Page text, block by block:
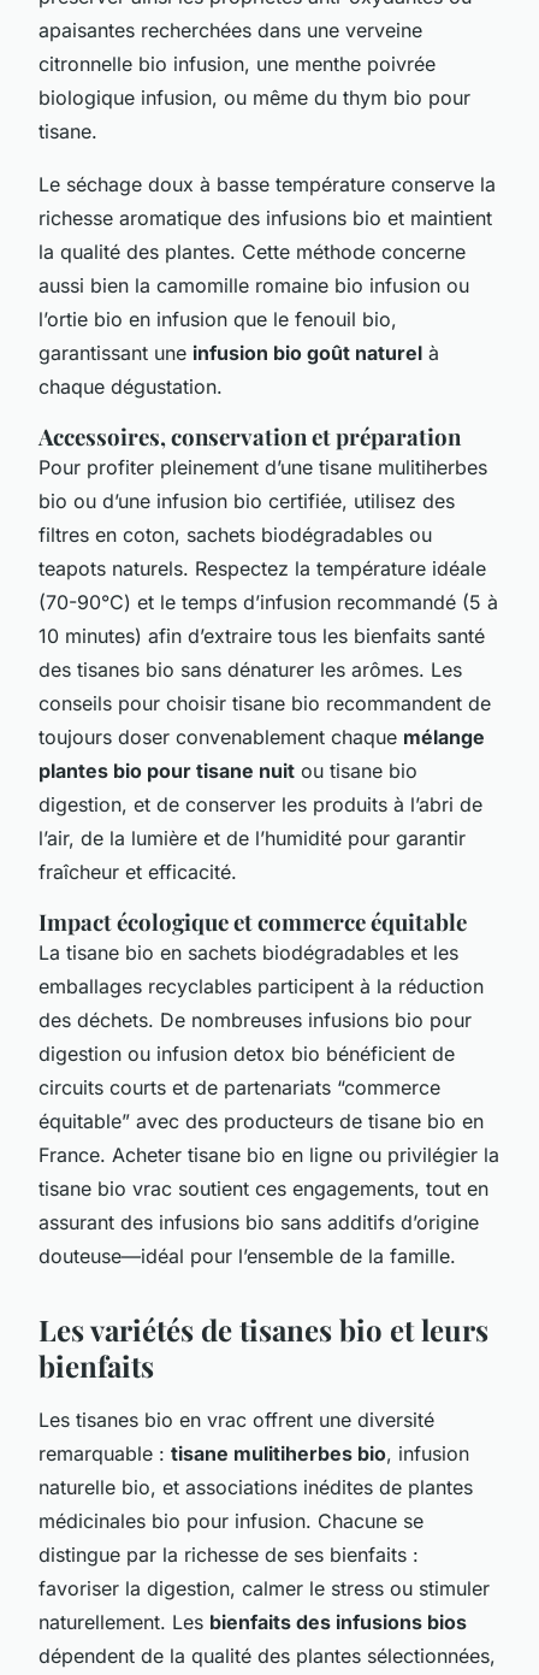
apaisantes recherchées dans une verveine
citronnelle bio infusion, une menthe poivrée
biologique infusion, ou même du thym bio pour
tisane.
Le séchage doux à basse température conserve la
richesse aromatique des infusions bio et maintient
la qualité des plantes. Cette méthode concerne
aussi bien la camomille romaine bio infusion ou
l’ortie bio en infusion que le fenouil bio,
garantissant une infusion bio goût naturel à
chaque dégustation.
Accessoires, conservation et préparation
Pour profiter pleinement d’une tisane mulitiherbes
bio ou d’une infusion bio certifiée, utilisez des
filtres en coton, sachets biodégradables ou
teapots naturels. Respectez la température idéale
(70-90°C) et le temps d’infusion recommandé (5 à
10 minutes) afin d’extraire tous les bienfaits santé
des tisanes bio sans dénaturer les arômes. Les
conseils pour choisir tisane bio recommandent de
toujours doser convenablement chaque mélange
plantes bio pour tisane nuit ou tisane bio
digestion, et de conserver les produits à l’abri de
l’air, de la lumière et de l’humidité pour garantir
fraîcheur et efficacité.
Impact écologique et commerce équitable
La tisane bio en sachets biodégradables et les
emballages recyclables participent à la réduction
des déchets. De nombreuses infusions bio pour
digestion ou infusion detox bio bénéficient de
circuits courts et de partenariats “commerce
équitable” avec des producteurs de tisane bio en
France. Acheter tisane bio en ligne ou privilégier la
tisane bio vrac soutient ces engagements, tout en
assurant des infusions bio sans additifs d’origine
douteuse—idéal pour l’ensemble de la famille.
Les variétés de tisanes bio et leurs
bienfaits
Les tisanes bio en vrac offrent une diversité
remarquable : tisane mulitiherbes bio, infusion
naturelle bio, et associations inédites de plantes
médicinales bio pour infusion. Chacune se
distingue par la richesse de ses bienfaits :
favoriser la digestion, calmer le stress ou stimuler
naturellement. Les bienfaits des infusions bios
dépendent de la qualité des plantes sélectionnées,